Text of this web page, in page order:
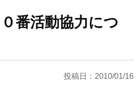
番活動協力につ
投稿日：2010/01/16